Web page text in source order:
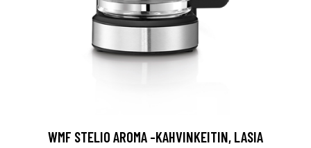
WMF STELIO AROMA -KAHVINKEITIN, LASIA